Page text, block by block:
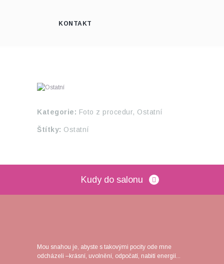
KONTAKT
Kategorie: Foto z procedur, Ostatní
Štítky: Ostatní
Kudy do salonu
Mou snahou je, abyste s takovými pocity ode mne
odcházeli –krásní, uvolnění, odpočatí, nabití energií...